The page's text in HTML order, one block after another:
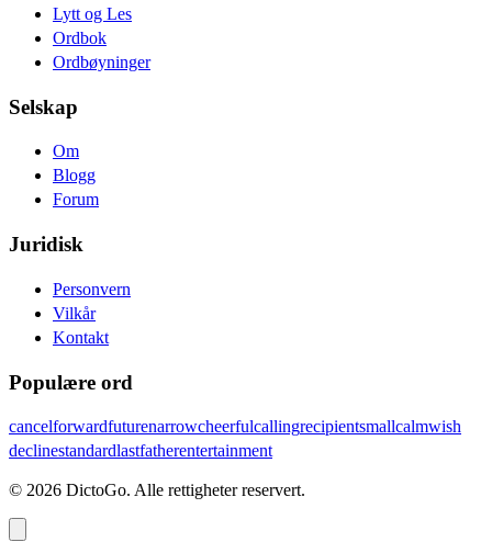
Lytt og Les
Ordbok
Ordbøyninger
Selskap
Om
Blogg
Forum
Juridisk
Personvern
Vilkår
Kontakt
Populære ord
cancelforwardfuturenarrowcheerfulcallingrecipientsmallcalmwish
declinestandardlastfatherentertainment
© 2026 DictoGo. Alle rettigheter reservert.